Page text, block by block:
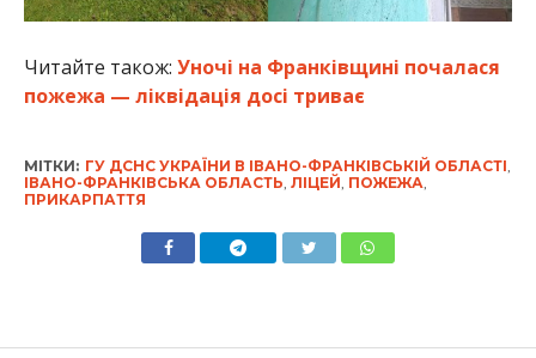
Читайте також: Уночі на Франківщині почалася
пожежа — ліквідація досі триває
МІТКИ: ГУ ДСНС УКРАЇНИ В ІВАНО-ФРАНКІВСЬКІЙ ОБЛАСТІ
ІВАНО-ФРАНКІВСЬКА ОБЛАСТЬ ЛІЦЕЙ ПОЖЕЖА
ПРИКАРПАТТЯ